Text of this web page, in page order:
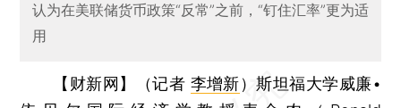
认为在美联储货币政策“反常”之前，“钉住汇率”更为适
用
【财新网】（记者 李增新）斯坦福大学威廉•